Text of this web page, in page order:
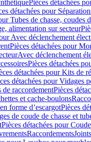
Pièces détachées
détachées pour
Tubes de chasse, coudes
alimentation sur secteur
Avec déclenchement
Pièces détachées pour
Avec déclenchement
Pièces détachées
détachées pour Kits de
détachées pour Vidages
de raccordementPièces
et cache-boulons
forme d’escargotPièces
de coude de chasse et
Pièces détachées pour
RaccordementsJoints